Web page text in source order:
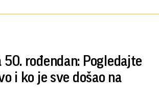
rođendan: Pogledajte
i ko je sve došao na